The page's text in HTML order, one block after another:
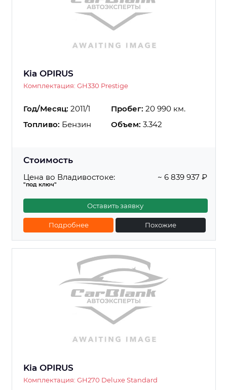
Kia OPIRUS
Комплектация: GH330 Prestige
Год/Месяц: 2011/1 Пробег: 20 990 км.
Топливо: Бензин Объем: 3.342
Стоимость
Цена во Владивостоке:
"под ключ"
~ 6 839 937 ₽
Оставить заявку
Подробнее Похожие
Kia OPIRUS
Комплектация: GH270 Deluxe Standard